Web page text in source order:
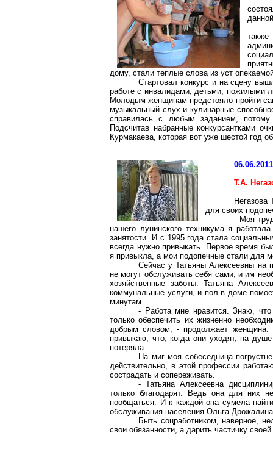
также
дому, стали теплые слова из уст
Стартовал конкурс и на сцену
работе с инвалидами, детьми, пожилыми
Молодым женщинам предстояло пройти
музыкальный слух и кулинарные
справилась с любым заданием,
Подсчитав набранные конкурсантками
Курмакаева, которая вот уже шестой год
06.06.2011
Т.А.
Негазова
для своих
- Моя
нашего лунинскоготехникума я
занятости. И с 1995 года стала
всегда нужно привыкать. Первое время
я привыкла, а мои подопечные стали для
Сейчас у Татьяны Алексеевны на
не могут обслуживать себя сами, и им
хозяйственные заботы. Татьяна
коммунальные услуги, и пол в доме
минутам.
- Работа мне нравится. Знаю,
только обеспечить их жизненно
добрым словом, - продолжает
привыкаю, что, когда они уходят, на душе
потеряла.
На миг моя собеседница
действительно, в этой профессии
сострадать и сопереживать.
- Татьяна Алексеевна
только благодарят. Ведь она для них
пообщаться. И к каждой она сумела
обслуживания населения Ольга Дрожалина
Быть соцработником, наверное,
свои обязанности, а дарить частичку